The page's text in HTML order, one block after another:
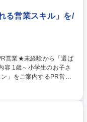
る営業スキル」を/
」をご案内するPR営業
担うため、未経験でも安
持ってご案内できます。